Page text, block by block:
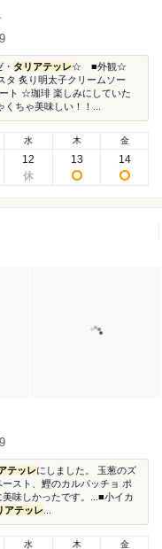
タリアテッレ☆ ■外観☆
炙り明太子クリームソー
ト ☆珈琲 楽しみにしていた
くちゃ美味しい！！...
水
12
木
13
金
14
テッレにしました。 玉葱のズ
スト、鰹のカルパッチョ ポ
味しかったです。...■小イカ
アテッレ
水 木 金